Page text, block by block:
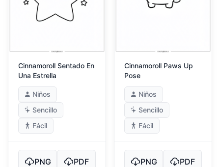
Cinnamoroll Sentado En
Una Estrella
Niños
Sencillo
Fácil
PNG PDF
Cinnamoroll Paws Up
Pose
Niños
Sencillo
Fácil
PNG PDF